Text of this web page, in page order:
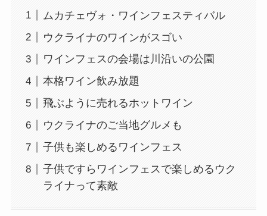
ムカチェヴォ・ワインフェスティバル
ウクライナのワインがスゴい
ワインフェスの会場は川沿いの公園
本格ワイン飲み放題
飛ぶように売れるホットワイン
ウクライナのご当地グルメも
子供も楽しめるワインフェス
子供ですらワインフェスで楽しめるウク
ライナって素敵